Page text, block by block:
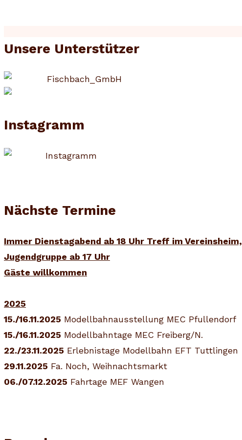
Unsere Unterstützer
Instagramm
Nächste Termine
Immer Dienstagabend ab 18 Uhr Treff im Vereinsheim,
Jugendgruppe ab 17 Uhr
Gäste willkommen
2025
15./16.11.2025 Modellbahnausstellung MEC Pfullendorf
15./16.11.2025 Modellbahntage MEC Freiberg/N.
22./23.11.2025 Erlebnistage Modellbahn EFT Tuttlingen
29.11.2025 Fa. Noch, Weihnachtsmarkt
06./07.12.2025 Fahrtage MEF Wangen